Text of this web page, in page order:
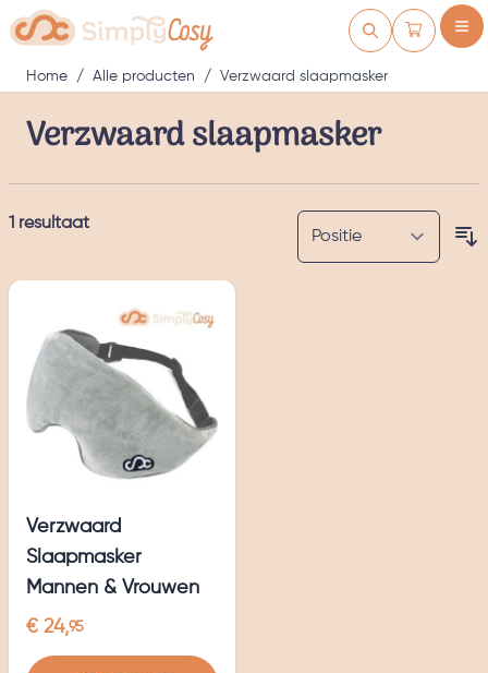
Ga naar de inhoud
Home / Alle producten / Verzwaard slaapmasker
Verzwaard slaapmasker
1 resultaat
Verzwaard
Slaapmasker
Mannen & Vrouwen
€ 24,95